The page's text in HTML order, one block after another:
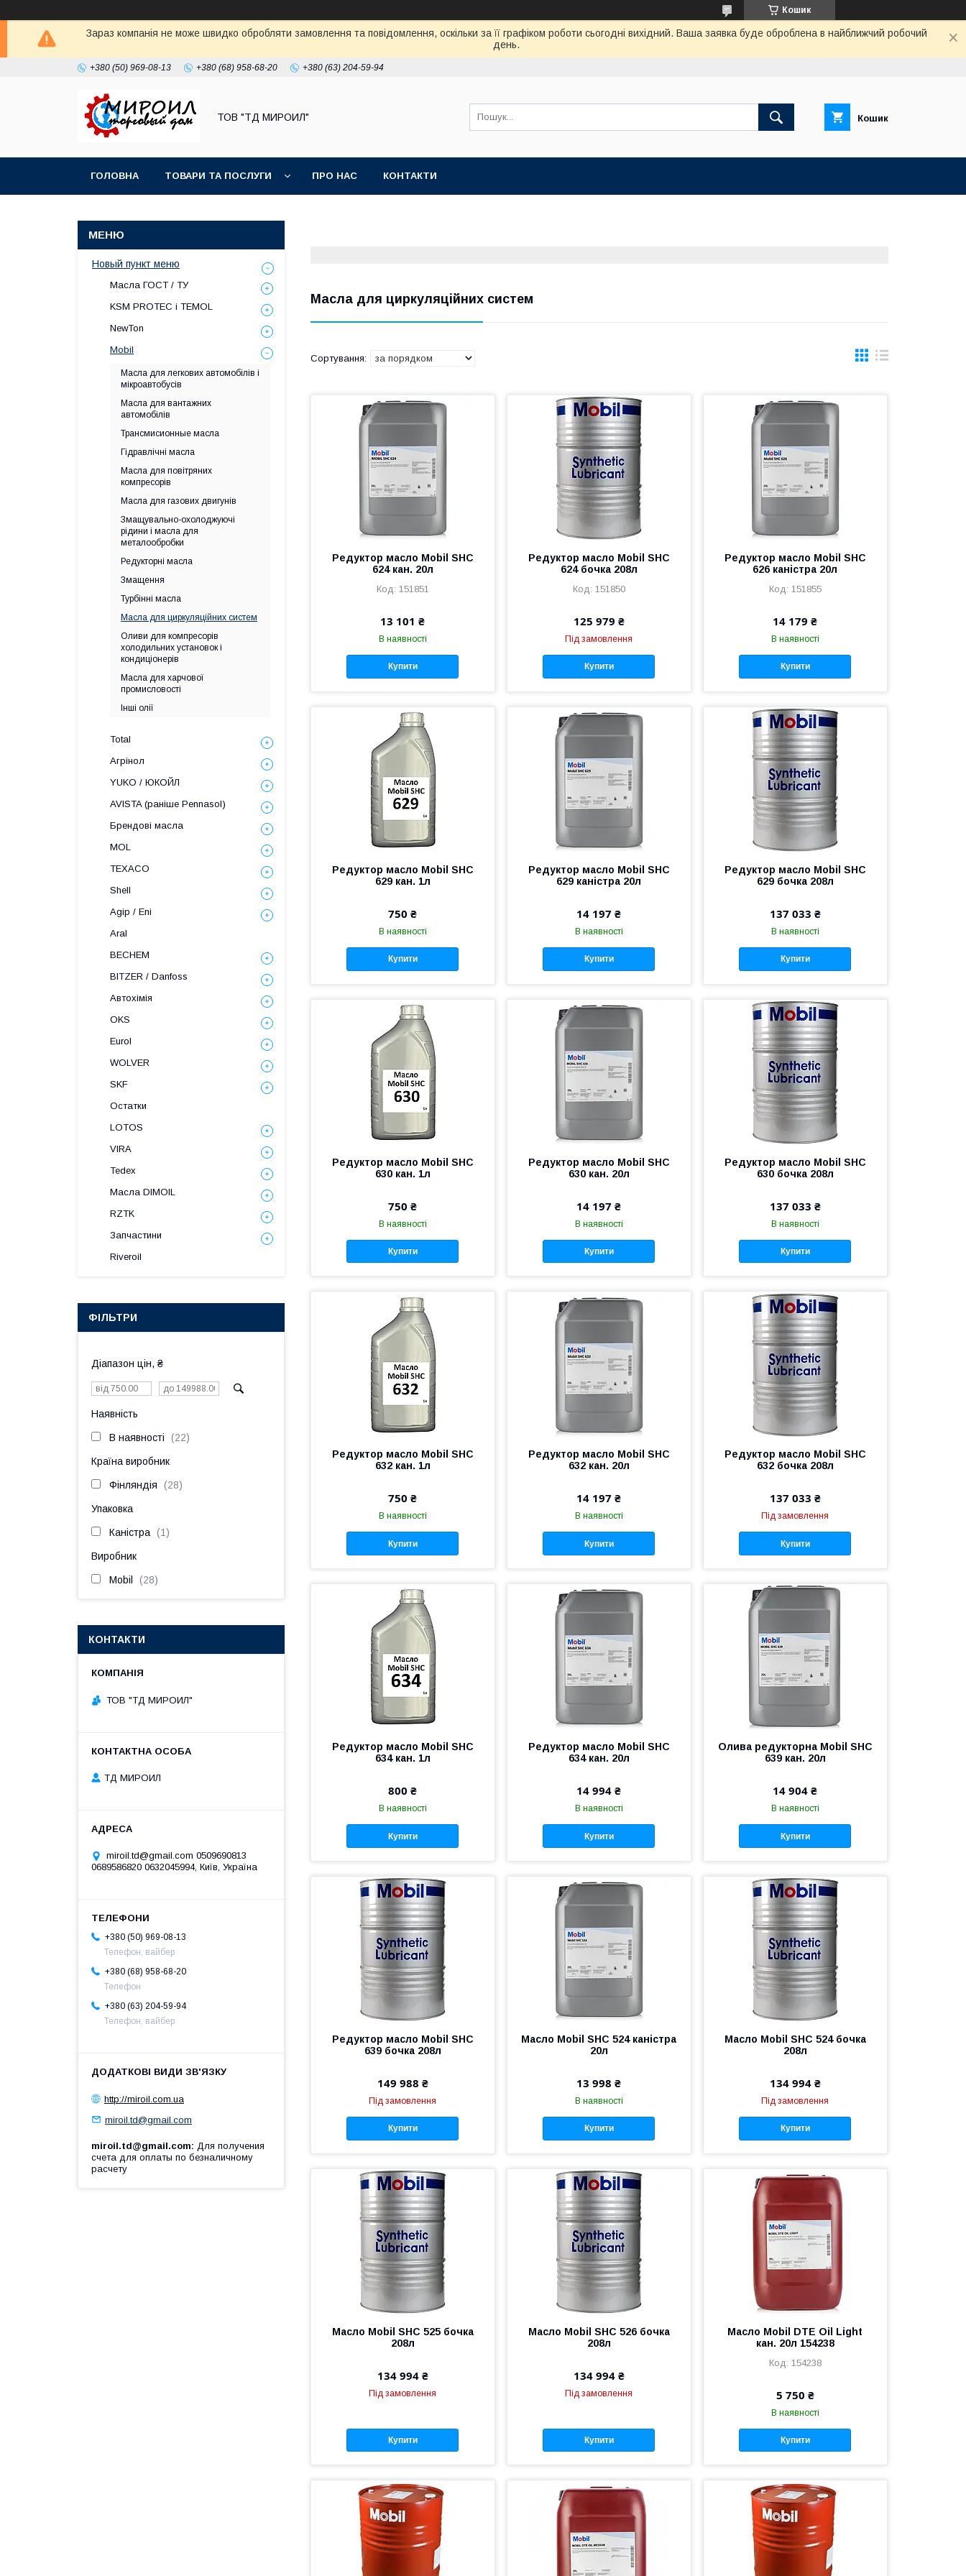
Кошик
Зараз компанія не може швидко обробляти замовлення та повідомлення, оскільки за її графіком роботи сьогодні вихідний. Ваша заявка буде оброблена в найближчий робочий
день.
+380 (50) 969-08-13 +380 (68) 958-68-20 +380 (63) 204-59-94
ТОВ "ТД МИРОИЛ" Кошик
ГОЛОВНА ТОВАРИ ТА ПОСЛУГИ ПРО НАС КОНТАКТИ
Масла для циркуляційних систем
Редуктор масло Mobil SHC
624 кан. 20л
151851
13 101 ₴
В наявності
Купити
Редуктор масло Mobil SHC
624 бочка 208л
151850
125 979 ₴
Під замовлення
Купити
Редуктор масло Mobil SHC
626 каністра 20л
151855
14 179 ₴
В наявності
Купити
Редуктор масло Mobil SHC
629 кан. 1л
750 ₴
В наявності
Купити
Редуктор масло Mobil SHC
629 каністра 20л
14 197 ₴
В наявності
Купити
Редуктор масло Mobil SHC
629 бочка 208л
137 033 ₴
В наявності
Купити
Редуктор масло Mobil SHC
630 кан. 1л
750 ₴
В наявності
Купити
Редуктор масло Mobil SHC
630 кан. 20л
14 197 ₴
В наявності
Купити
Редуктор масло Mobil SHC
630 бочка 208л
137 033 ₴
В наявності
Купити
Редуктор масло Mobil SHC
632 кан. 1л
750 ₴
В наявності
Купити
Редуктор масло Mobil SHC
632 кан. 20л
14 197 ₴
В наявності
Купити
Редуктор масло Mobil SHC
632 бочка 208л
137 033 ₴
Під замовлення
Купити
Редуктор масло Mobil SHC
634 кан. 1л
800 ₴
В наявності
Купити
Редуктор масло Mobil SHC
634 кан. 20л
14 994 ₴
В наявності
Купити
Олива редукторна Mobil SHC
639 кан. 20л
14 904 ₴
В наявності
Купити
Редуктор масло Mobil SHC
639 бочка 208л
149 988 ₴
Під замовлення
Купити
Масло Mobil SHC 524 каністра
20л
13 998 ₴
В наявності
Купити
Масло Mobil SHC 524 бочка
208л
134 994 ₴
Під замовлення
Купити
Масло Mobil SHC 525 бочка
208л
134 994 ₴
Під замовлення
Купити
Масло Mobil SHC 526 бочка
208л
134 994 ₴
Під замовлення
Купити
Масло Mobil DTE Oil Light
кан. 20л 154238
154238
5 750 ₴
В наявності
Купити
Новый пункт меню
Масла ГОСТ / ТУ
KSM PROTEC і TEMOL
NewTon
Mobil
Масла для легкових автомобілів і
мікроавтобусів
Масла для вантажних
автомобілів
Трансмисионные масла
Гідравлічні масла
Масла для повітряних
компресорів
Масла для газових двигунів
Змащувально-охолоджуючі
рідини і масла для
металообробки
Редукторні масла
Змащення
Турбінні масла
Масла для циркуляційних систем
Оливи для компресорів
холодильних установок і
кондиціонерів
Масла для харчової
промисловості
Інші олії
Total
Агрінол
YUKO / ЮКОЙЛ
AVISTA (раніше Pennasol)
Брендові масла
MOL
TEXACO
Shell
Agip / Eni
Aral
BECHEM
BITZER / Danfoss
Автохімія
OKS
Eurol
WOLVER
SKF
Остатки
LOTOS
VIRA
Tedex
Масла DIMOIL
RZTK
Запчастини
Riveroil
ФІЛЬТРИ
Діапазон цін, ₴
Наявність
В наявності 22
Країна виробник
Фінляндія 28
Упаковка
Каністра 1
Виробник
Mobil 28
КОНТАКТИ
ТОВ "ТД МИРОИЛ"
ТД МИРОИЛ
miroil.td@gmail.com 0509690813
0689586820 0632045994, Київ, Україна
+380 (50) 969-08-13
Телефон, вайбер
+380 (68) 958-68-20
Телефон
+380 (63) 204-59-94
Телефон, вайбер
http://miroil.com.ua
miroil.td@gmail.com
miroil.td@gmail.com Для получения
счета для оплаты по безналичному
расчету